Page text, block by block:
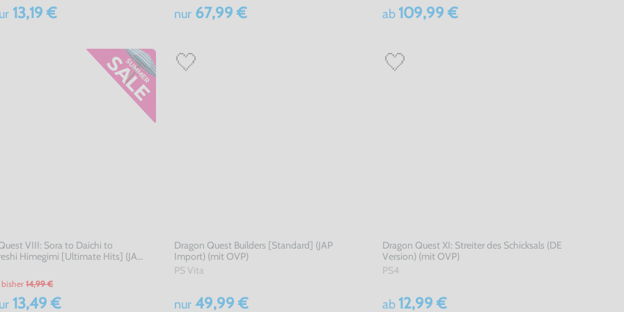
13,19 € nur67,99 € ab 109,99 €
VIII: Sora to Daichi to
Himegimi [Ultimate Hits] (JAP
bisher 14,99 €
13,49 €
Dragon Quest Builders [Standard] (JAP
Import) (mit OVP)
PS Vita
nur49,99 €
Dragon Quest XI: Streiter des Schicksals (DE
Version) (mit OVP)
PS4
ab 12,99 €